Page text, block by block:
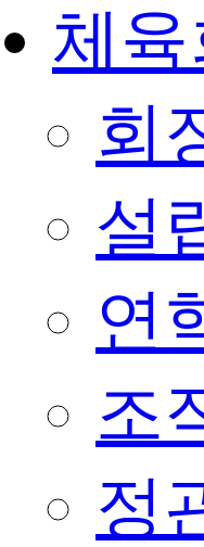
체육
회
설
연
조
정